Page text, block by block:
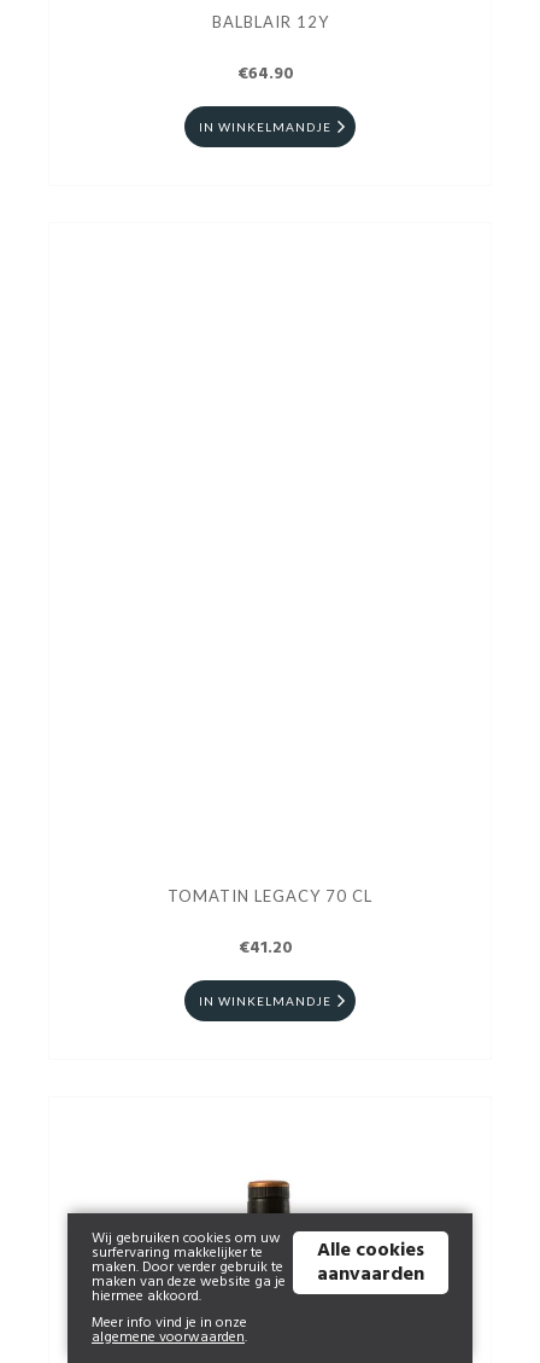
BALBLAIR 12Y
€64.90
IN WINKELMANDJE
TOMATIN LEGACY 70 CL
€41.20
IN WINKELMANDJE
Wij gebruiken cookies om uw
surfervaring makkelijker te
maken. Door verder gebruik te
maken van deze website ga je
hiermee akkoord.
Meer info vind je in onze
algemene voorwaarden.
Alle cookies
aanvaarden